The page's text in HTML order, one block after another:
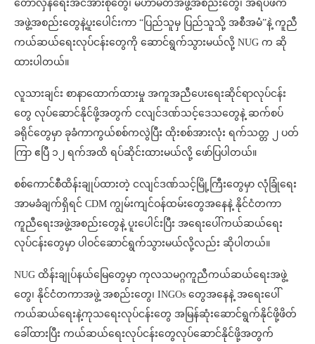
တော်လှန်ရေးအင်အားစုတွေ၊ မဟာမိတ်အဖွဲ့အစည်းတွေ၊ အရပ်ဖက်
အဖွဲ့အစည်းတွေနဲ့ပူးပေါင်းကာ “ပြည်သူမှ ပြည်သူသို့ အစီအမံ”နဲ့ ကူညီ
ကယ်ဆယ်ရေးလုပ်ငန်းတွေကို ဆောင်ရွက်သွားမယ်လို့ NUG က ဆို
ထားပါတယ်။
လူသားချင်း စာနာထောက်ထားမှု အကူအညီပေးရေးဆိုင်ရာလုပ်ငန်း
တွေ လုပ်ဆောင်နိုင်ဖို့အတွက် ငလျင်ဒဏ်သင့်ဒေသတွေနဲ့ ဆက်စပ်
ခရိုင်တွေမှာ ခုခံကာကွယ်စစ်ကလွဲပြီး ထိုးစစ်အားလုံး ရက်သတ္တ ၂ ပတ်
ကြာ ဧပြီ ၁၂ ရက်အထိ ရပ်ဆိုင်းထားမယ်လို့ ဖော်ပြပါတယ်။
စစ်ကောင်စီထိန်းချုပ်ထားတဲ့ ငလျင်ဒဏ်သင့်မြို့ကြီးတွေမှာ လုံခြုံရေး
အာမခံချက်ရှိရင် CDM ကျွမ်းကျင်ဝန်ထမ်းတွေအနေနဲ့ နိုင်ငံတကာ
ကူညီရေးအဖွဲ့အစည်းတွေနဲ့ ပူးပေါင်းပြီး အရေးပေါ်ကယ်ဆယ်ရေး
လုပ်ငန်းတွေမှာ ပါဝင်ဆောင်ရွက်သွားမယ်လို့လည်း ဆိုပါတယ်။
NUG ထိန်းချုပ်နယ်မြေတွေမှာ ကုလသမဂ္ဂကူညီကယ်ဆယ်ရေးအဖွဲ့
တွေ၊ နိုင်ငံတကာအဖွဲ့ အစည်းတွေ၊ INGOs တွေအနေနဲ့ အရေးပေါ်
ကယ်ဆယ်ရေးနဲ့ကုသရေးလုပ်ငန်းတွေ အမြန်ဆုံးဆောင်ရွက်နိုင်ဖို့ဖိတ်
ခေါ်ထားပြီး ကယ်ဆယ်ရေးလုပ်ငန်းတွေလုပ်ဆောင်နိုင်ဖို့အတွက်